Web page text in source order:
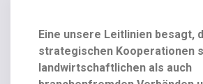
Eine unsere Leitlinien besagt,
strategischen Kooperationen
landwirtschaftlichen als auch